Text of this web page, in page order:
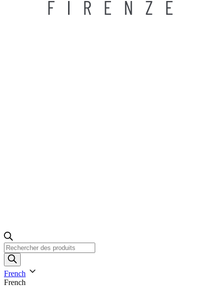
Recherche
de
produits
French
French